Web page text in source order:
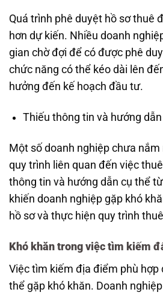
Quá trình phê duyệt hồ sơ thuê
hơn dự kiến. Nhiều doanh
gian chờ đợi để có được phê
chức năng có thể kéo dài lên
hưởng đến kế hoạch đầu tư.
Thiếu thông tin và hướng dẫn
Một số doanh nghiệp chưa
quy trình liên quan đến việc
thông tin và hướng dẫn cụ thể
khiến doanh nghiệp gặp khó
hồ sơ và thực hiện quy trình
Khó khăn trong việc tìm kiếm
Việc tìm kiếm địa điểm phù hợp
thể gặp khó khăn. Doanh